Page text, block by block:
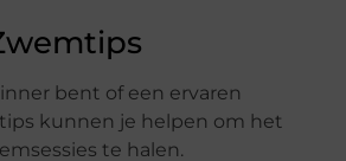
bent of een ervaren
kunnen je helpen om het
te halen.